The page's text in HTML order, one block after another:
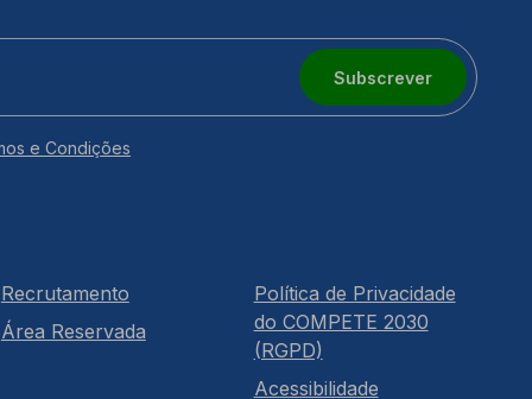
Subscrever
e Condições
Recrutamento
Área Reservada
Política de Privacidade
do COMPETE 2030
(RGPD)
Acessibilidade